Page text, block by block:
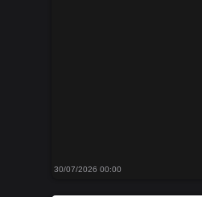
30/07/2026 00:00